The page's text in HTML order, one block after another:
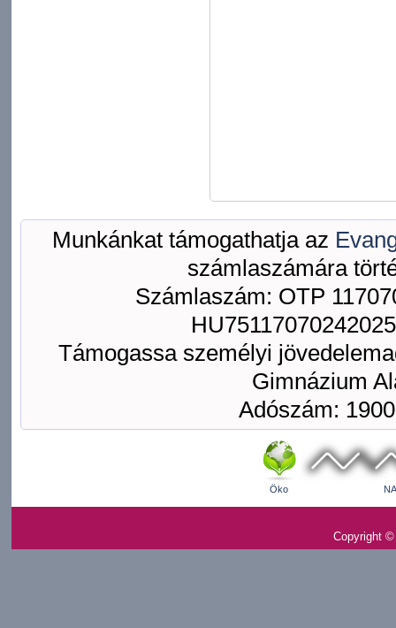
Munkánkat támogathatja az
számlaszámára
Számlaszám: OTP
Támogassa személyi
Gimnázium
Adószám:
Öko
Copyright